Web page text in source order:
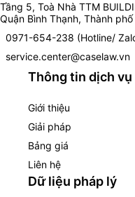
Tầng 5, Toà Nhà TTM
Quận Bình Thạnh, Thành
0971-654-238 (Hotline/
service.center@caselaw.vn
Thông tin dịch vụ
Giới thiệu
Giải pháp
Bảng giá
Liên hệ
Dữ liệu pháp lý